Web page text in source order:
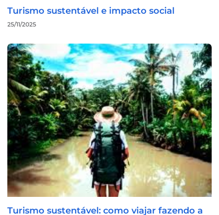
Turismo sustentável e impacto social
25/11/2025
Turismo sustentável: como viajar fazendo a